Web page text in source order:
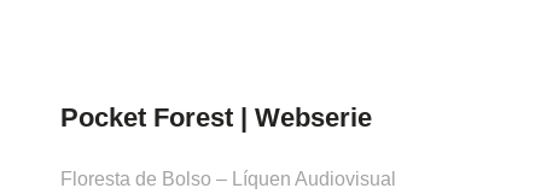
Pocket Forest | Webserie
Floresta de Bolso – Líquen Audiovisual